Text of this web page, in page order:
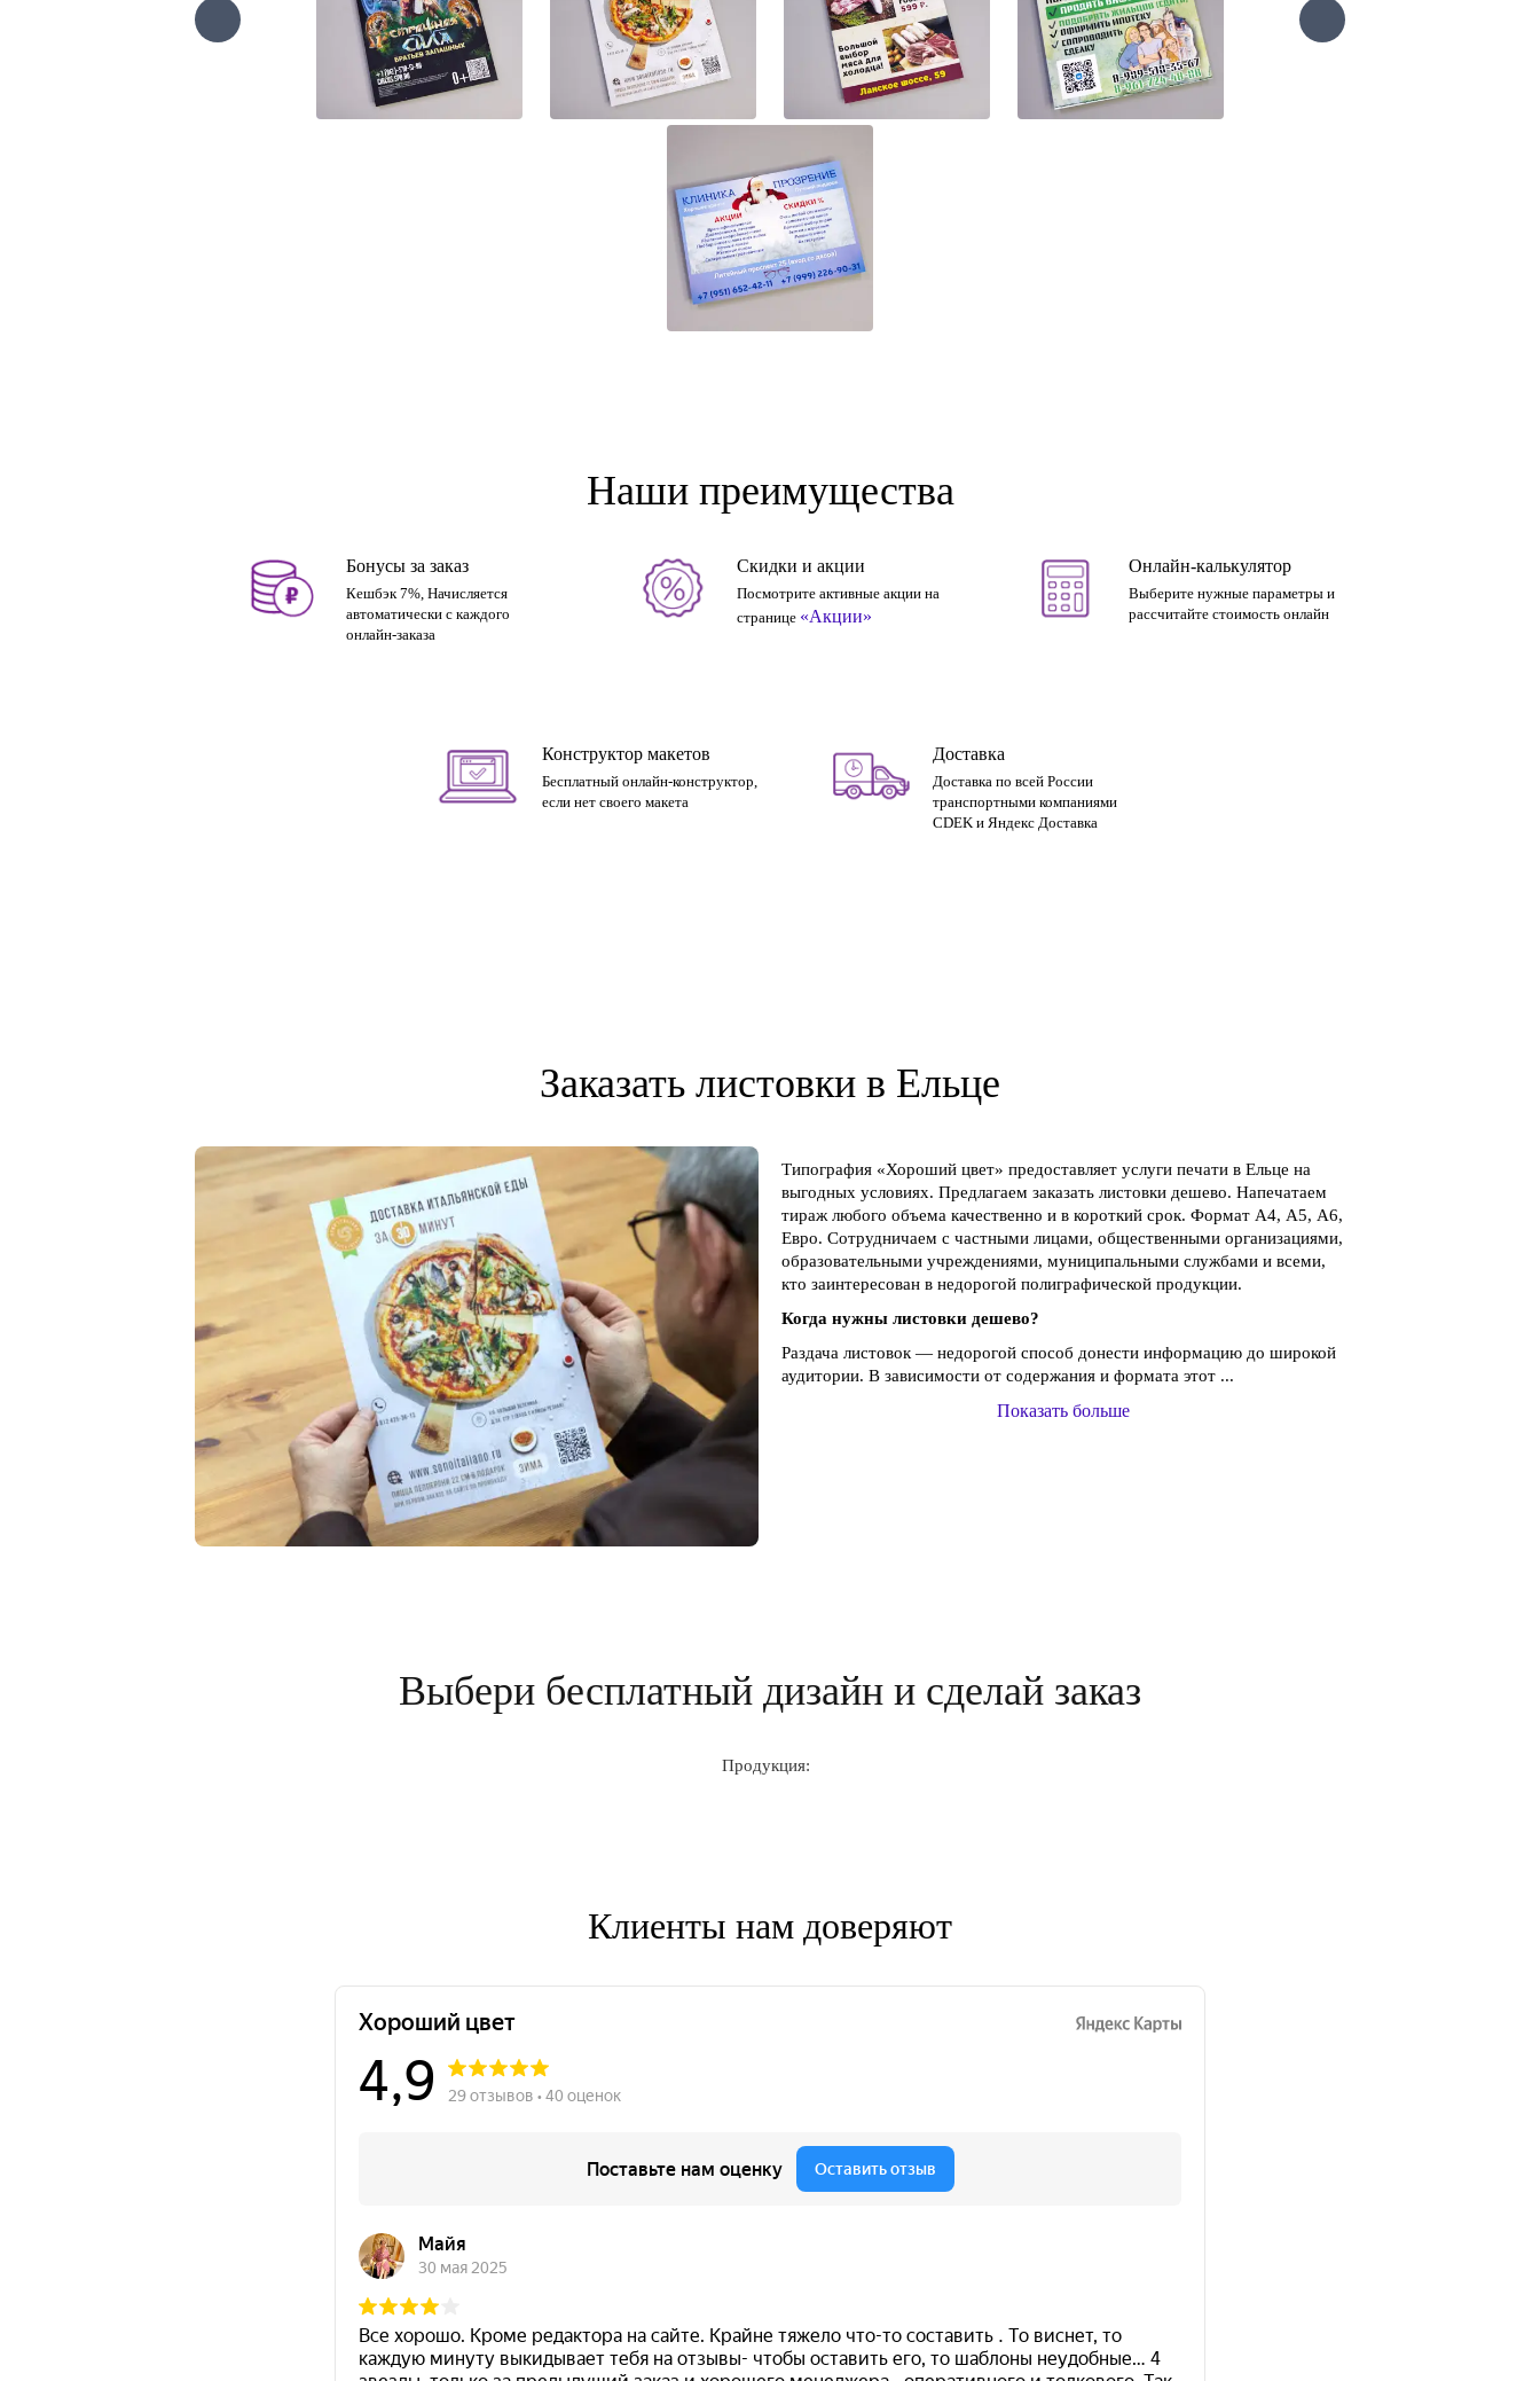
Наши преимущества
Бонусы за заказ
Кешбэк 7%, Начисляется
автоматически с каждого
онлайн-заказа
Скидки и акции
Посмотрите активные акции на
странице «Акции»
Онлайн-калькулятор
Выберите нужные параметры и
рассчитайте стоимость онлайн
Конструктор макетов
Бесплатный онлайн-конструктор,
если нет своего макета
Доставка
Доставка по всей России
транспортными компаниями
CDEK и Яндекс Доставка
Заказать листовки в Ельце
Типография «Хороший цвет» предоставляет услуги печати в Ельце на
выгодных условиях. Предлагаем заказать листовки дешево. Напечатаем
тираж любого объема качественно и в короткий срок. Формат А4, А5, А6,
Евро. Сотрудничаем с частными лицами, общественными организациями,
образовательными учреждениями, муниципальными службами и всеми,
кто заинтересован в недорогой полиграфической продукции.
Когда нужны листовки дешево?
Раздача листовок — недорогой способ донести информацию до широкой
аудитории. В зависимости от содержания и формата этот ...
Показать больше
Выбери бесплатный дизайн и сделай заказ
Продукция:
Клиенты нам доверяют